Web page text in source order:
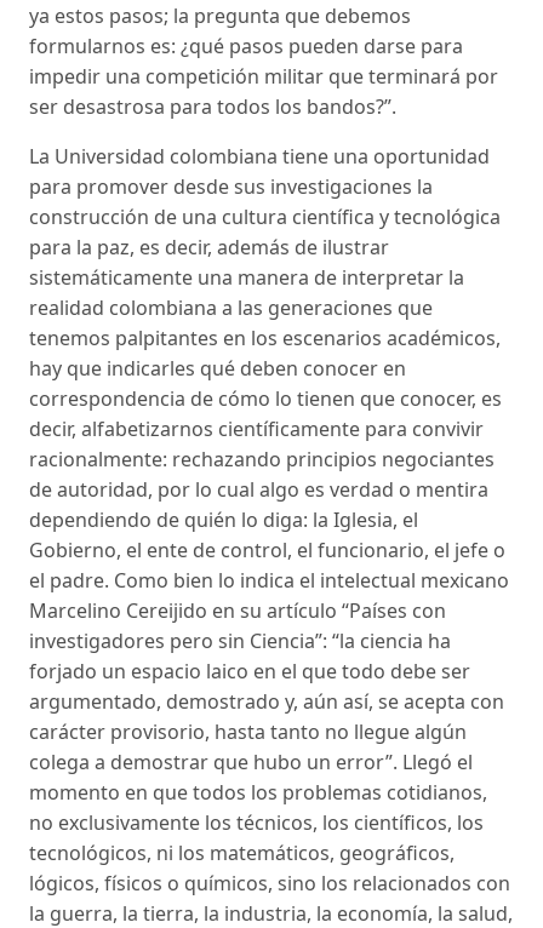
ya estos pasos; la pregunta que debemos
formularnos es: ¿qué pasos pueden darse para
impedir una competición militar que terminará por
ser desastrosa para todos los bandos?”.
La Universidad colombiana tiene una oportunidad
para promover desde sus investigaciones la
construcción de una cultura científica y tecnológica
para la paz, es decir, además de ilustrar
sistemáticamente una manera de interpretar la
realidad colombiana a las generaciones que
tenemos palpitantes en los escenarios académicos,
hay que indicarles qué deben conocer en
correspondencia de cómo lo tienen que conocer, es
decir, alfabetizarnos científicamente para convivir
racionalmente: rechazando principios negociantes
de autoridad, por lo cual algo es verdad o mentira
dependiendo de quién lo diga: la Iglesia, el
Gobierno, el ente de control, el funcionario, el jefe o
el padre. Como bien lo indica el intelectual mexicano
Marcelino Cereijido en su artículo “Países con
investigadores pero sin Ciencia”: “la ciencia ha
forjado un espacio laico en el que todo debe ser
argumentado, demostrado y, aún así, se acepta con
carácter provisorio, hasta tanto no llegue algún
colega a demostrar que hubo un error”. Llegó el
momento en que todos los problemas cotidianos,
no exclusivamente los técnicos, los científicos, los
tecnológicos, ni los matemáticos, geográficos,
lógicos, físicos o químicos, sino los relacionados con
la guerra, la tierra, la industria, la economía, la salud,